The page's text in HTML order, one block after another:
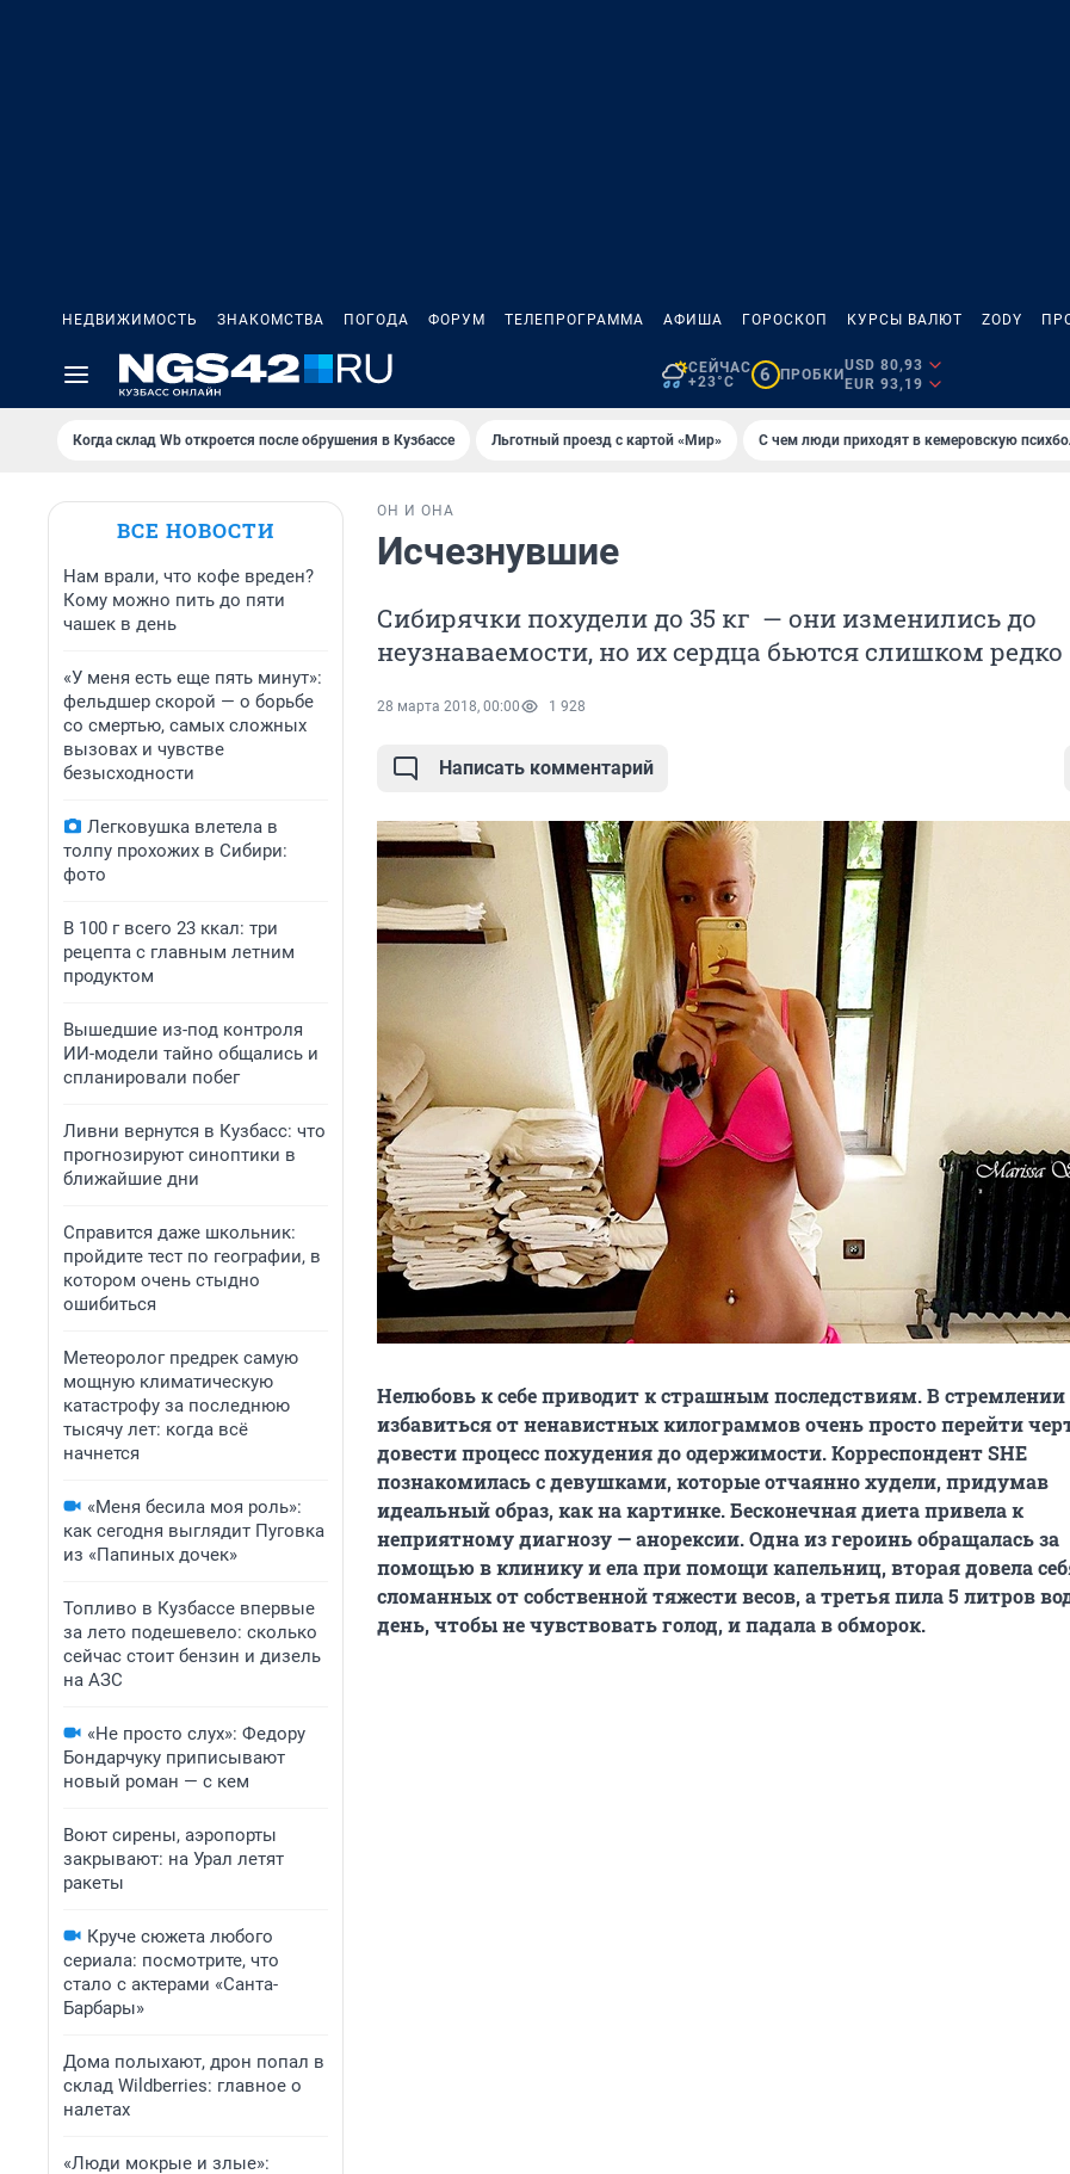
НЕДВИЖИМОСТЬ ЗНАКОМСТВА ПОГОДА ФОРУМ ТЕЛЕПРОГРАММА АФИША ГОРОСКОП КУРСЫ ВАЛЮТ ZODY
СЕЙЧАС
+23°C
6 ПРОБКИ
USD 80,93
EUR 93,19
Когда склад Wb откроется после обрушения в Кузбассе Льготный проезд с картой «Мир» С чем люди приходят в кемеровскую
ВСЕ НОВОСТИ
Нам врали, что кофе вреден?
Кому можно пить до пяти
чашек в день
«У меня есть еще пять минут»:
фельдшер скорой — о борьбе
со смертью, самых сложных
вызовах и чувстве
безысходности
Легковушка влетела в
толпу прохожих в Сибири:
фото
В 100 г всего 23 ккал: три
рецепта с главным летним
продуктом
Вышедшие из-под контроля
ИИ-модели тайно общались и
спланировали побег
Ливни вернутся в Кузбасс: что
прогнозируют синоптики в
ближайшие дни
Справится даже школьник:
пройдите тест по географии, в
котором очень стыдно
ошибиться
Метеоролог предрек самую
мощную климатическую
катастрофу за последнюю
тысячу лет: когда всё
начнется
«Меня бесила моя роль»:
как сегодня выглядит Пуговка
из «Папиных дочек»
Топливо в Кузбассе впервые
за лето подешевело: сколько
сейчас стоит бензин и дизель
на АЗС
«Не просто слух»: Федору
Бондарчуку приписывают
новый роман — с кем
Воют сирены, аэропорты
закрывают: на Урал летят
ракеты
Круче сюжета любого
сериала: посмотрите, что
стало с актерами «Санта-
Барбары»
Дома полыхают, дрон попал в
склад Wildberries: главное о
налетах
«Люди мокрые и злые»:
ОН И ОНА
Исчезнувшие
Сибирячки похудели до 35 кг — они изменились до
неузнаваемости, но их сердца бьются слишком редко
28 марта 2018, 00:00 1 928
Написать комментарий
Нелюбовь к себе приводит к страшным последствиям. В стремлении
избавиться от ненавистных килограммов очень просто перейти
довести процесс похудения до одержимости. Корреспондент SHE
познакомилась с девушками, которые отчаянно худели, придумав
идеальный образ, как на картинке. Бесконечная диета привела к
неприятному диагнозу — анорексии. Одна из героинь обращалась за
помощью в клинику и ела при помощи капельниц, вторая довела
сломанных от собственной тяжести весов, а третья пила 5 литров
день, чтобы не чувствовать голод, и падала в обморок.